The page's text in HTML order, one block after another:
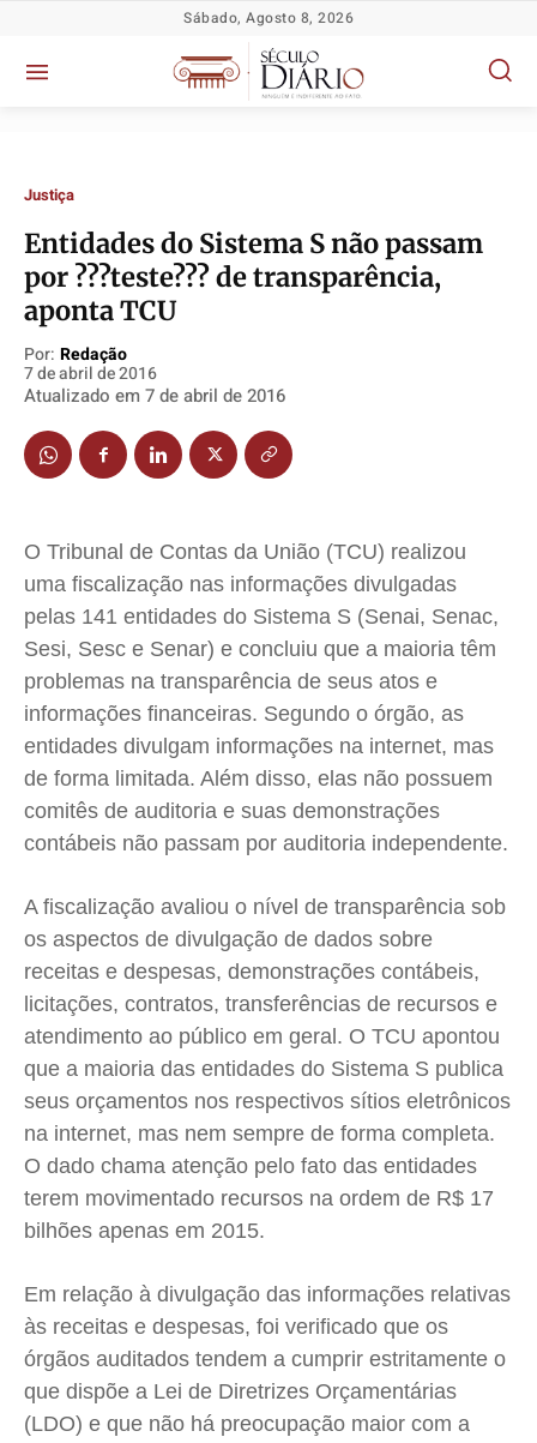
Política
Socioeconômicas
TV Século
Justiça
Segurança
Direitos
Economia
Cultura
Colunas
Caetano Roque
Jr Mignone (in memorian)
Publicidade Legal
Anuncie
Quem Somos
Expediente
Contato
Anuncie
Termos de Uso
Política
Socioeconômicas
TV Século
Justiça
Segurança
Direitos
Economia
Cultura
Colunas
Caetano Roque
Jr Mignone (in memorian)
Publicidade Legal
Anuncie
Quem Somos
Expediente
Contato
Anuncie
Termos de Uso
Política
Socioeconômicas
TV Século
Justiça
Segurança
Direitos
Economia
Cultura
Colunas
Caetano Roque
Jr Mignone (in memorian)
Publicidade Legal
Anuncie
Quem Somos
Expediente
Contato
Anuncie
Termos de Uso
Política
Socioeconômicas
TV Século
Justiça
Segurança
Direitos
Economia
Cultura
Colunas
Caetano Roque
Jr Mignone (in memorian)
Publicidade Legal
Anuncie
Quem Somos
Expediente
Contato
Anuncie
Termos de Uso
Sábado, Agosto 8, 2026
Justiça
Entidades do Sistema S não passam
por ???teste??? de transparência,
aponta TCU
Por: Redação
7 de abril de 2016
Atualizado em 7 de abril de 2016
O Tribunal de Contas da União (TCU) realizou
uma fiscalização nas informações divulgadas
pelas 141 entidades do Sistema S (Senai, Senac,
Sesi, Sesc e Senar) e concluiu que a maioria têm
problemas na transparência de seus atos e
informações financeiras. Segundo o órgão, as
entidades divulgam informações na internet, mas
de forma limitada. Além disso, elas não possuem
comitês de auditoria e suas demonstrações
contábeis não passam por auditoria independente.
A fiscalização avaliou o nível de transparência sob
os aspectos de divulgação de dados sobre
receitas e despesas, demonstrações contábeis,
licitações, contratos, transferências de recursos e
atendimento ao público em geral. O TCU apontou
que a maioria das entidades do Sistema S publica
seus orçamentos nos respectivos sítios eletrônicos
na internet, mas nem sempre de forma completa.
O dado chama atenção pelo fato das entidades
terem movimentado recursos na ordem de R$ 17
bilhões apenas em 2015.
Em relação à divulgação das informações relativas
às receitas e despesas, foi verificado que os
órgãos auditados tendem a cumprir estritamente o
que dispõe a Lei de Diretrizes Orçamentárias
(LDO) e que não há preocupação maior com a